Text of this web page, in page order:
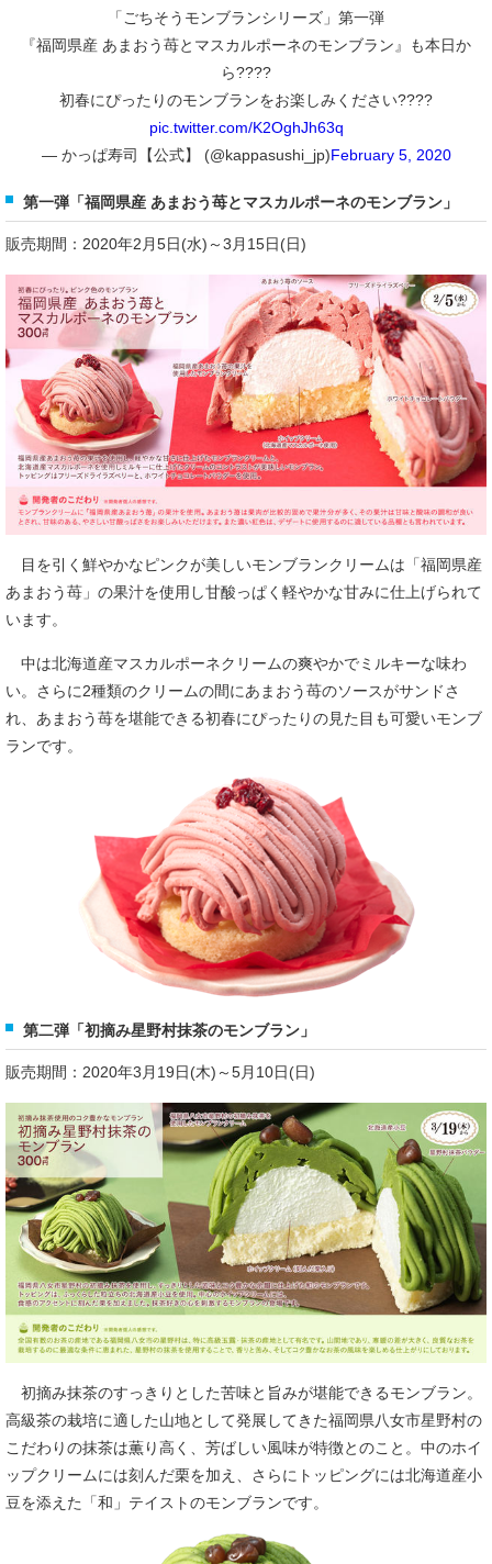
「ごちそうモンブランシリーズ」第一弾
『福岡県産 あまおう苺とマスカルポーネのモンブラン』も本日か
ら????
初春にぴったりのモンブランをお楽しみください????
pic.twitter.com/K2OghJh63q
— かっぱ寿司【公式】 (@kappasushi_jp)February 5, 2020
第一弾「福岡県産 あまおう苺とマスカルポーネのモンブラン」
販売期間：2020年2月5日(水)～3月15日(日)
目を引く鮮やかなピンクが美しいモンブランクリームは「福岡県産
あまおう苺」の果汁を使用し甘酸っぱく軽やかな甘みに仕上げられて
います。
中は北海道産マスカルポーネクリームの爽やかでミルキーな味わ
い。さらに2種類のクリームの間にあまおう苺のソースがサンドさ
れ、あまおう苺を堪能できる初春にぴったりの見た目も可愛いモンブ
ランです。
第二弾「初摘み星野村抹茶のモンブラン」
販売期間：2020年3月19日(木)～5月10日(日)
初摘み抹茶のすっきりとした苦味と旨みが堪能できるモンブラン。
高級茶の栽培に適した山地として発展してきた福岡県八女市星野村の
こだわりの抹茶は薫り高く、芳ばしい風味が特徴とのこと。中のホイ
ップクリームには刻んだ栗を加え、さらにトッピングには北海道産小
豆を添えた「和」テイストのモンブランです。